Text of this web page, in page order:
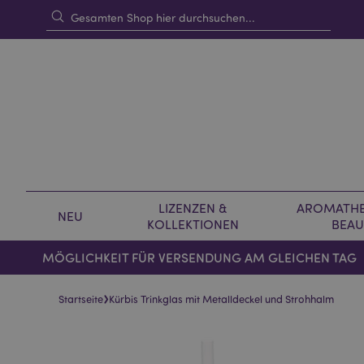
NEU
LIZENZEN &
KOLLEKTIONEN
MÖGLICHKEIT FÜR VERSENDUNG AM GLEICHEN TAG
Startseite›Kürbis Trinkglas mit Metalldeckel und Strohhalm